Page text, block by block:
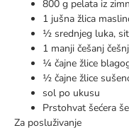
800 g pelata iz
1 jušna žlica
½ srednjeg luka,
1 manji češanj
¼ čajne žlice
½ čajne žlice
sol po ukusu
Prstohvat šećera
Za posluživanje